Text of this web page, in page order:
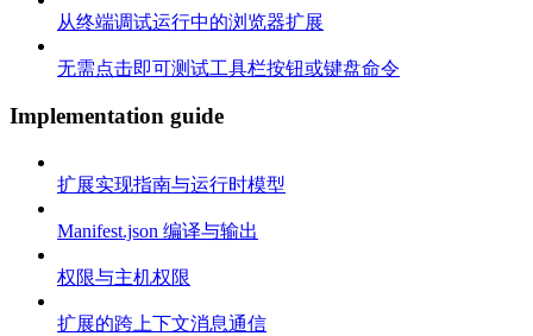
从终端调试运行中的浏览器扩展
无需点击即可测试工具栏按钮或键盘命令
Implementation guide
扩展实现指南与运行时模型
Manifest.json 编译与输出
权限与主机权限
扩展的跨上下文消息通信